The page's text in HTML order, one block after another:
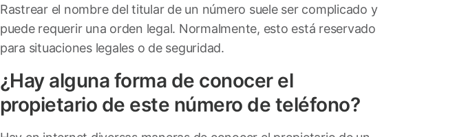
Rastrear el nombre del titular de un número suele ser complicado y
puede requerir una orden legal. Normalmente, esto está reservado
para situaciones legales o de seguridad.
¿Hay alguna forma de conocer el
propietario de este número de teléfono?